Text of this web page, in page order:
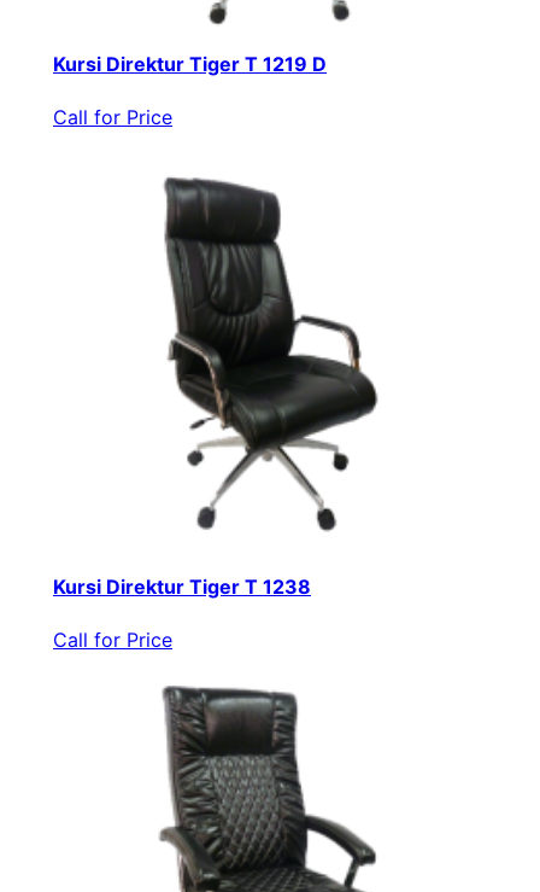
Kursi Direktur Tiger T 1219 D
Call for Price
Kursi Direktur Tiger T 1238
Call for Price